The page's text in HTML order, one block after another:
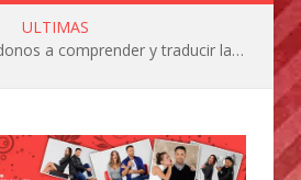
ULTIMAS
La IA está acercándonos a comprender y traducir las vocalizaciones y comportamientos de nuestras mascotas